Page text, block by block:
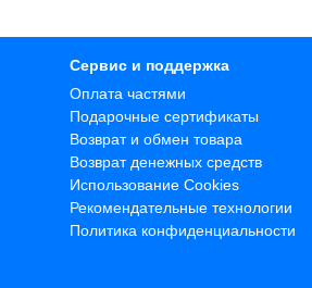
Сервис и поддержка
Оплата частями
Подарочные сертификаты
Возврат и обмен товара
Возврат денежных средств
Использование Cookies
Рекомендательные технологии
Политика конфиденциальности